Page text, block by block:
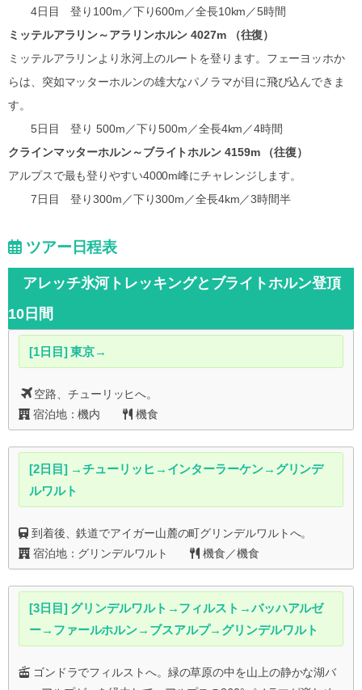
4日目 登り100m／下り600m／全長10km／5時間
ミッテルアラリン～アラリンホルン 4027m （往復）
ミッテルアラリンより氷河上のルートを登ります。フェーヨッホか
らは、突如マッターホルンの雄大なパノラマが目に飛び込んできま
す。
5日目 登り 500m／下り500m／全長4km／4時間
クラインマッターホルン～ブライトホルン 4159m （往復）
アルプスで最も登りやすい4000m峰にチャレンジします。
7日目 登り300m／下り300m／全長4km／3時間半
ツアー日程表
アレッチ氷河トレッキングとブライトホルン登頂
10日間
[1日目] 東京→
空路、チューリッヒへ。
宿泊地：機内
機食
[2日目] →チューリッヒ→インターラーケン→グリンデ
ルワルト
到着後、鉄道でアイガー山麓の町グリンデルワルトへ。
宿泊地：グリンデルワルト
機食／機食
[3日目] グリンデルワルト→フィルスト→バッハアルゼ
ー→ファールホルン→ブスアルプ→グリンデルワルト
ゴンドラでフィルストへ。緑の草原の中を山上の静かな湖バ